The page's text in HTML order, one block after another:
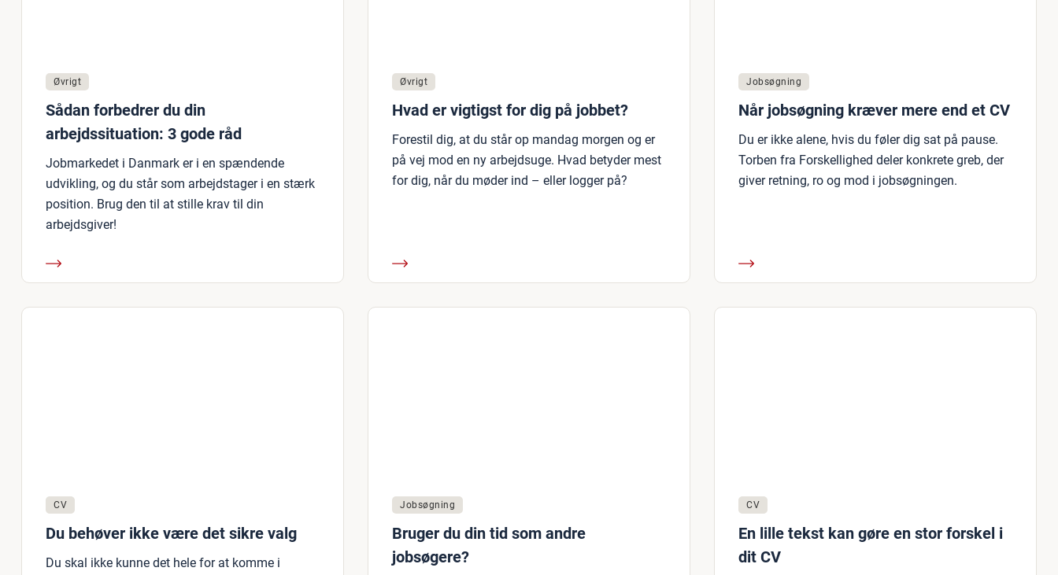
Øvrigt
Sådan forbedrer du din
arbejdssituation: 3 gode råd
Jobmarkedet i Danmark er i en spændende
udvikling, og du står som arbejdstager i en stærk
position. Brug den til at stille krav til din
arbejdsgiver!
Øvrigt
Hvad er vigtigst for dig på jobbet?
Forestil dig, at du står op mandag morgen og er
på vej mod en ny arbejdsuge. Hvad betyder mest
for dig, når du møder ind – eller logger på?
Jobsøgning
Når jobsøgning kræver mere end et CV
Du er ikke alene, hvis du føler dig sat på pause.
Torben fra Forskellighed deler konkrete greb, der
giver retning, ro og mod i jobsøgningen.
CV
Du behøver ikke være det sikre valg
Du skal ikke kunne det hele for at komme i
Jobsøgning
Bruger du din tid som andre
jobsøgere?
CV
En lille tekst kan gøre en stor forskel i
dit CV